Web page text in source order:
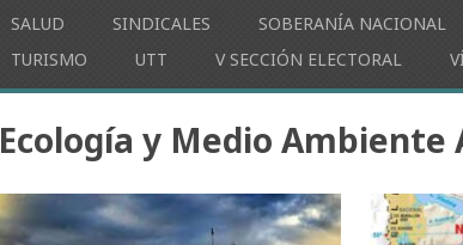
SALUD
SINDICALES SOBERANÍA NACIONAL
TURISMO
UTT V SECCIÓN ELECTORAL
Ecología y Medio Ambiente